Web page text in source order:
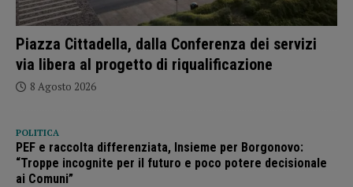
Piazza Cittadella, dalla Conferenza dei servizi
via libera al progetto di riqualificazione
8 Agosto 2026
POLITICA
PEF e raccolta differenziata, Insieme per Borgonovo:
“Troppe incognite per il futuro e poco potere decisionale
ai Comuni”